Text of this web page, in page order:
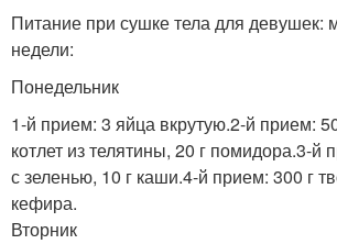
Питание при сушке тела для девушек:
недели:
Понедельник
1-й прием: 3 яйца вкрутую.2-й прием:
котлет из телятины, 20 г помидора.3-й
с зеленью, 10 г каши.4-й прием: 300 г
кефира.
Вторник